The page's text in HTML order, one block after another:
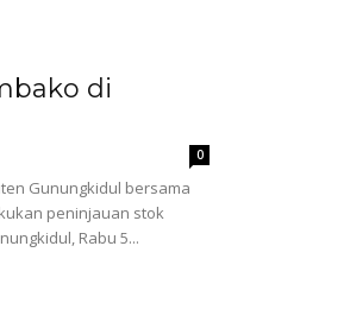
di
0
Gunungkidul bersama
peninjauan stok
Rabu 5...